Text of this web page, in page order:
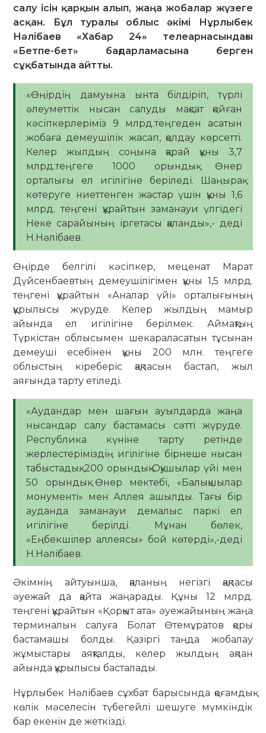
салу ісін қарқын алып, жаңа жобалар жүзеге
асқан. Бұл туралы облыс әкімі Нұрлыбек
Нәлібаев «Хабар 24» телеарнасындағы
«Бетпе-бет» бағдарламасына берген
сұқбатында айтты.
«Өңірдің дамуына ынта білдіріп, түрлі
әлеуметтік нысан салуды мақсат қойған
кәсіпкерлеріміз 9 млрд.теңгеден асатын
жобаға демеушілік жасап, қолдау көрсетті.
Келер жылдың соңына қарай құны 3,7
млрд.теңгеге 1000 орындық Өнер
орталығы ел игілігіне беріледі. Шаңырақ
көтеруге ниеттенген жастар үшін құны 1,6
млрд. теңгені құрайтын заманауи үлгідегі
Неке сарайының іргетасы қаланды»,- деді
Н.Нәлібаев.
Өңірде белгілі кәсіпкер, меценат Марат
Дүйсенбаевтың демеушілігімен құны 1,5 млрд.
теңгені құрайтын «Аналар үйі» орталығының
құрылысы жүруде. Келер жылдың мамыр
айында ел игілігіне берілмек. Аймақтың
Түркістан облысымен шекараласатын тұсынан
демеуші есебінен құны 200 млн. теңгеге
облыстың кіреберіс қақпасын бастап, жыл
аяғында тарту етіледі.
«Аудандар мен шағын ауылдарда жаңа
нысандар салу бастамасы сәтті жүруде.
Республика күніне тарту ретінде
жерлестеріміздің игілігіне бірнеше нысан
табыстадық. 200 орындық Оқушылар үйі мен
50 орындық Өнер мектебі, «Балықшылар
монументі» мен Аллея ашылды. Тағы бір
ауданда заманауи демалыс паркі ел
игілігіне берілді. Мұнан бөлек,
«Еңбекшілер аллеясы» бой көтерді»,-деді
Н.Нәлібаев.
Әкімнің айтуынша, қаланың негізгі қақпасы
әуежай да қайта жаңарады. Құны 12 млрд.
теңгені құрайтын «Қорқыт ата» әуежайының жаңа
терминалын салуға Болат Өтемұратов қоры
бастамашы болды. Қазіргі таңда жобалау
жұмыстары аяқталды, келер жылдың ақпан
айында құрылысы басталады.
Нұрлыбек Нәлібаев сұхбат барысында қоғамдық
көлік мәселесін түбегейлі шешуге мүмкіндік
бар екенін де жеткізді.